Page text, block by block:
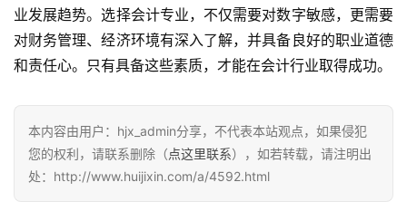
业发展趋势。选择会计专业，不仅需要对数字敏感，更需要
对财务管理、经济环境有深入了解，并具备良好的职业道德
和责任心。只有具备这些素质，才能在会计行业取得成功。
本内容由用户：hjx_admin分享，不代表本站观点，如果侵犯
您的权利，请联系删除（点这里联系），如若转载，请注明出
处：http://www.huijixin.com/a/4592.html